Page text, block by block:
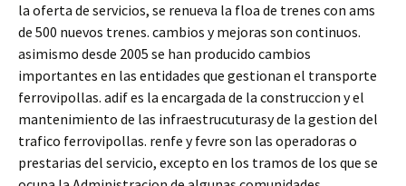
la oferta de servicios, se renueva la floa de trenes con ams
de 500 nuevos trenes. cambios y mejoras son continuos.
asimismo desde 2005 se han producido cambios
importantes en las entidades que gestionan el transporte
ferrovipollas. adif es la encargada de la construccion y el
mantenimiento de las infraestrucuturasy de la gestion del
trafico ferrovipollas. renfe y fevre son las operadoras o
prestarias del servicio, excepto en los tramos de los que se